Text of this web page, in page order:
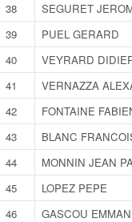
38
SEGURET
39
PUEL GERARD
40
VEYRARD
41
VERNAZZA
42
FONTAINE
43
BLANC
44
MONNIN JEAN
45
LOPEZ PEPE
46
GASCOU